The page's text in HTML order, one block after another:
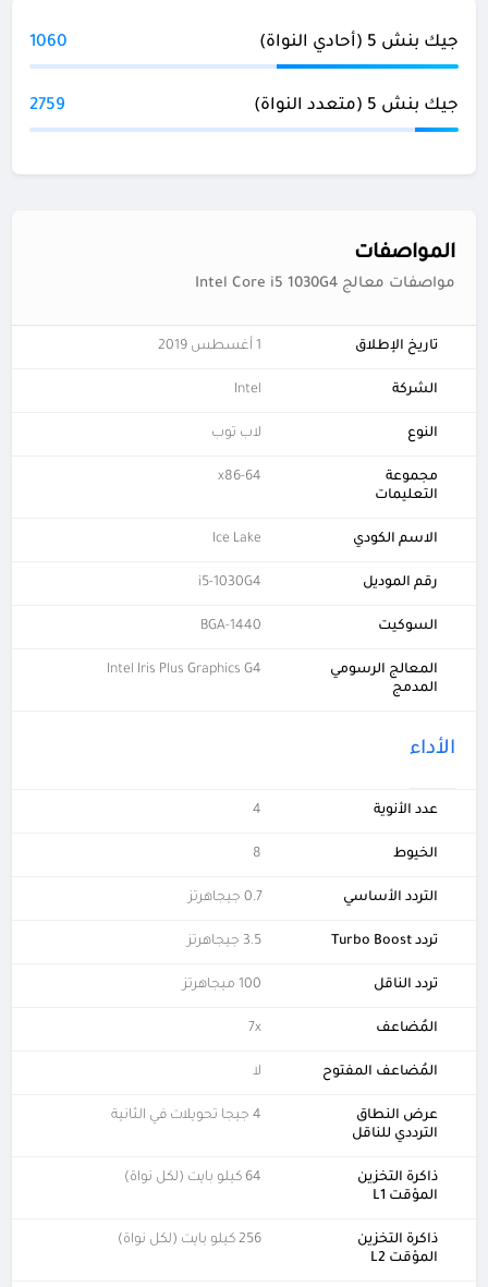
جيك بنش 5 (أحادي النواة) 1060
جيك بنش 5 (متعدد النواة) 2759
المواصفات
مواصفات معالج Intel Core i5 1030G4
تاريخ الإطلاق 1 أغسطس 2019
الشركة Intel
النوع لاب توب
مجموعة
التعليمات
x86-64
الاسم الكودي Ice Lake
رقم الموديل i5-1030G4
السوكيت BGA-1440
المعالج الرسومي
المدمج
Intel Iris Plus Graphics G4
الأداء
عدد الأنوية 4
الخيوط 8
التردد الأساسي 0.7 جيجاهرتز
تردد Turbo Boost 3.5 جيجاهرتز
تردد الناقل 100 ميجاهرتز
المُضاعف 7x
المُضاعف المفتوح لا
عرض النطاق
الترددي للناقل
4 جيجا تحويلات في الثانية
ذاكرة التخزين
المؤقت L1
64 كيلو بايت (لكل نواة)
ذاكرة التخزين
المؤقت L2
256 كيلو بايت (لكل نواة)